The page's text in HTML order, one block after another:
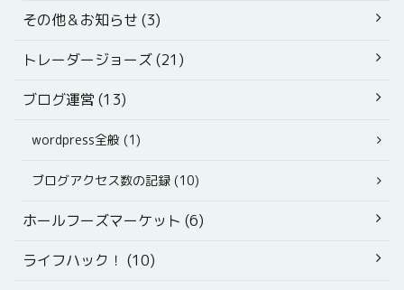
その他＆お知らせ (3)
トレーダージョーズ (21)
ブログ運営 (13)
wordpress全般 (1)
ブログアクセス数の記録 (10)
ホールフーズマーケット (6)
ライフハック！ (10)